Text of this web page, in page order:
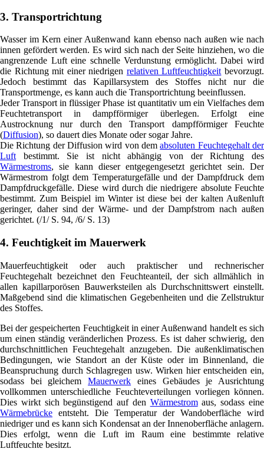
3. Transportrichtung
Wasser im Kern einer Außenwand kann ebenso nach außen wie nach
innen gefördert werden. Es wird sich nach der Seite hinziehen, wo die
angrenzende Luft eine schnelle Verdunstung ermöglicht. Dabei wird
die Richtung mit einer niedrigen relativen Luftfeuchtigkeitbevorzugt.
Jedoch bestimmt das Kapillarsystem des Stoffes nicht nur die
Transportmenge, es kann auch die Transportrichtung beeinflussen.
Jeder Transport in flüssiger Phase ist quantitativ um ein Vielfaches dem
Feuchtetransport in dampfförmiger überlegen. Erfolgt eine
Austrocknung nur durch den Transport dampfförmiger Feuchte
(Diffusion), so dauert dies Monate oder sogar Jahre.
Die Richtung der Diffusion wird von demabsoluten Feuchtegehalt der
Luftbestimmt. Sie ist nicht abhängig von der Richtung des
Wärmestroms, sie kann dieser entgegengesetzt gerichtet sein. Der
Wärmestrom folgt dem Temperaturgefälle und der Dampfdruck dem
Dampfdruckgefälle. Diese wird durch die niedrigere absolute Feuchte
bestimmt. Zum Beispiel im Winter ist diese bei der kalten Außenluft
geringer, daher sind der Wärme- und der Dampfstrom nach außen
gerichtet. (/1/ S. 94, /6/ S. 13)
4. Feuchtigkeit im Mauerwerk
Mauerfeuchtigkeit oder auch praktischer und rechnerischer
Feuchtegehalt bezeichnet den Feuchteanteil, der sich allmählich in
allen kapillarporösen Bauwerksteilen als Durchschnittswert einstellt.
Maßgebend sind die klimatischen Gegebenheiten und die Zellstruktur
des Stoffes.
Bei der gespeicherten Feuchtigkeit in einer Außenwand handelt es sich
um einen ständig veränderlichen Prozess. Es ist daher schwierig, den
durchschnittlichen Feuchtegehalt anzugeben. Die außenklimatischen
Bedingungen, wie Standort an der Küste oder im Binnenland, die
Beanspruchung durch Schlagregen usw. Wirken hier entscheiden ein,
sodass bei gleichemMauerwerk eines Gebäudes je Ausrichtung
vollkommen unterschiedliche Feuchteverteilungen vorliegen können.
Dies wirkt sich begünstigend auf den Wärmestromaus, sodass eine
Wärmebrücke entsteht. Die Temperatur der Wandoberfläche wird
niedriger und es kann sich Kondensat an der Innenoberfläche anlagern.
Dies erfolgt, wenn die Luft im Raum eine bestimmte relative
Luftfeuchte besitzt.